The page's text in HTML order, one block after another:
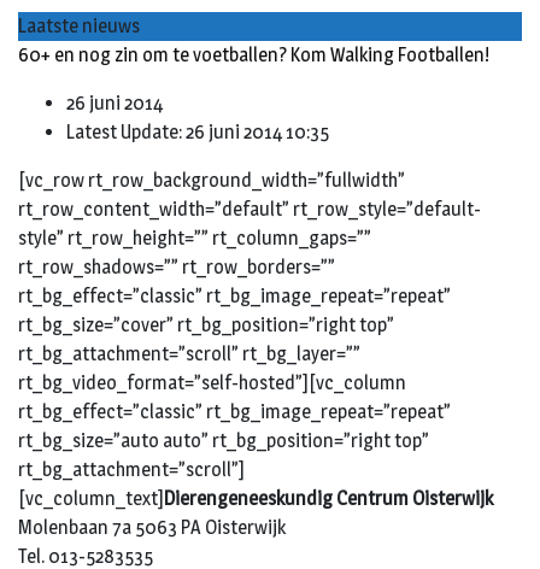
Laatste nieuws
60+ en nog zin om te voetballen? Kom Walking Footballen!
26 juni 2014
Latest Update: 26 juni 2014 10:35
[vc_row rt_row_background_width=”fullwidth”
rt_row_content_width=”default” rt_row_style=”default-
style” rt_row_height=”” rt_column_gaps=””
rt_row_shadows=”” rt_row_borders=””
rt_bg_effect=”classic” rt_bg_image_repeat=”repeat”
rt_bg_size=”cover” rt_bg_position=”right top”
rt_bg_attachment=”scroll” rt_bg_layer=””
rt_bg_video_format=”self-hosted”][vc_column
rt_bg_effect=”classic” rt_bg_image_repeat=”repeat”
rt_bg_size=”auto auto” rt_bg_position=”right top”
rt_bg_attachment=”scroll”]
[vc_column_text] Dierengeneeskundig Centrum Oisterwijk
Molenbaan 7a 5063 PA Oisterwijk
Tel. 013-5283535